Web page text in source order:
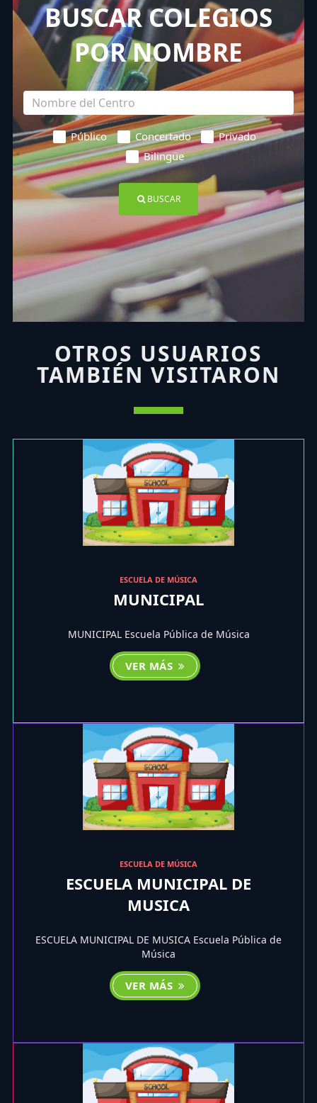
BUSCAR COLEGIOS
POR NOMBRE
Público Concertado
Privado
Bilingüe
BUSCAR
OTROS USUARIOS
TAMBIÉN VISITARON
ESCUELA DE MÚSICA
MUNICIPAL
MUNICIPAL Escuela Pública de Música
VER MÁS
ESCUELA DE MÚSICA
ESCUELA MUNICIPAL DE
MUSICA
ESCUELA MUNICIPAL DE MUSICA Escuela Pública de
Música
VER MÁS